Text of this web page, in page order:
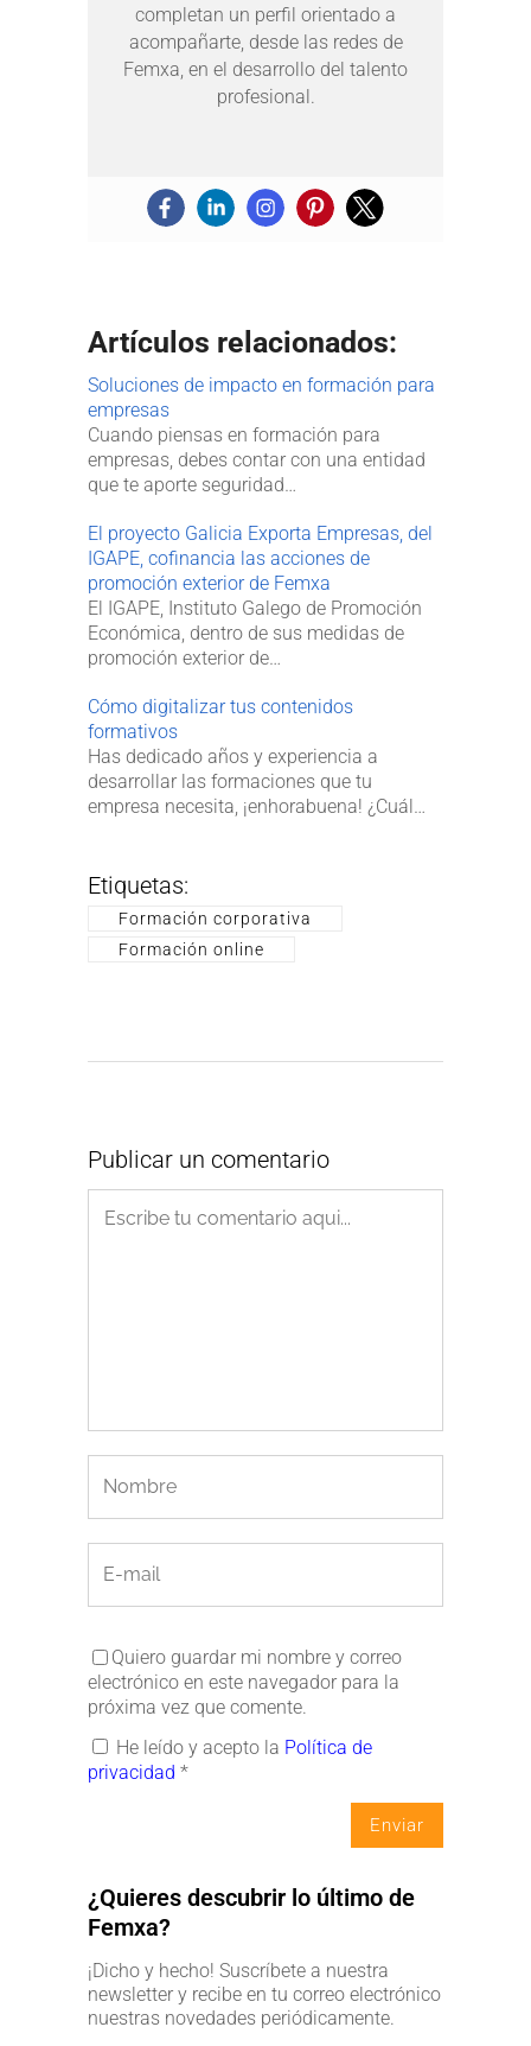
completan un perfil orientado a
acompañarte, desde las redes de
Femxa, en el desarrollo del talento
profesional.
Artículos relacionados:
Soluciones de impacto en formación para
empresas
Cuando piensas en formación para
empresas, debes contar con una entidad
que te aporte seguridad…
El proyecto Galicia Exporta Empresas, del
IGAPE, cofinancia las acciones de
promoción exterior de Femxa
El IGAPE, Instituto Galego de Promoción
Económica, dentro de sus medidas de
promoción exterior de…
Cómo digitalizar tus contenidos
formativos
Has dedicado años y experiencia a
desarrollar las formaciones que tu
empresa necesita, ¡enhorabuena! ¿Cuál…
Etiquetas:
Formación corporativa
Formación online
Publicar un comentario
Quiero guardar mi nombre y correo
electrónico en este navegador para la
próxima vez que comente.
He leído y acepto la Política de
privacidad *
¿Quieres descubrir lo último de
Femxa?
¡Dicho y hecho! Suscríbete a nuestra
newsletter y recibe en tu correo electrónico
nuestras novedades periódicamente.